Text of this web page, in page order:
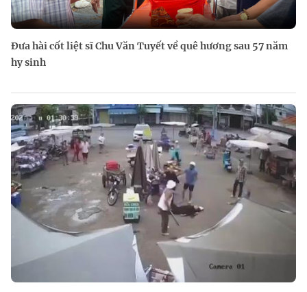
Đưa hài cốt liệt sĩ Chu Văn Tuyết về quê hương sau 57 năm
hy sinh